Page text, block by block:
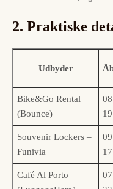
2. Praktiske
Udbyder
Bike&Go Rental
(Bounce)
Souvenir Lockers –
Funivia
Café Al Porto